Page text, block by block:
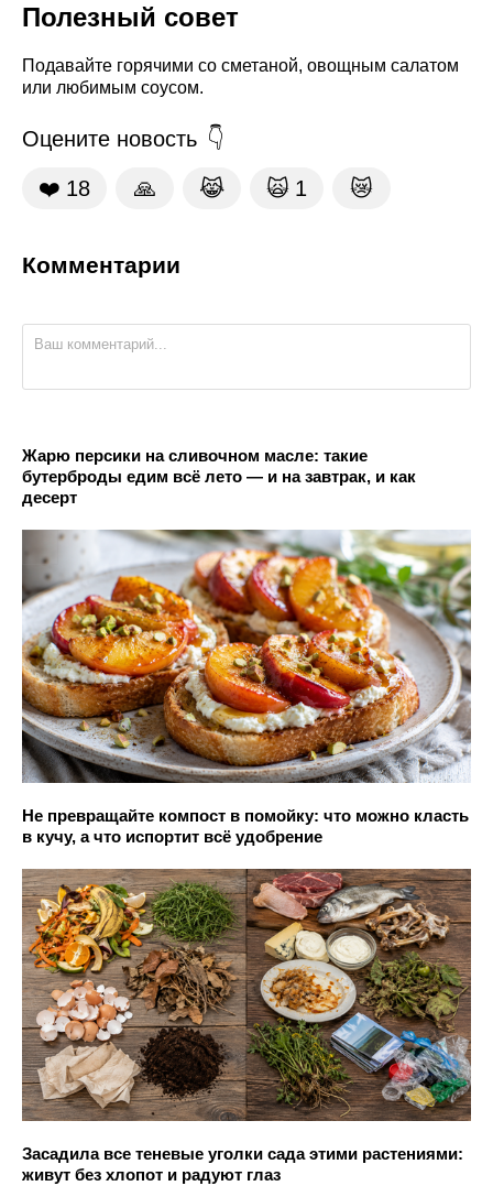
Полезный совет
Подавайте горячими со сметаной, овощным салатом
или любимым соусом.
Оцените новость
❤️ 18 🙏 😹 🙀 1 😿
Комментарии
Жарю персики на сливочном масле: такие
бутерброды едим всё лето — и на завтрак, и как
десерт
Не превращайте компост в помойку: что можно класть
в кучу, а что испортит всё удобрение
Засадила все теневые уголки сада этими растениями:
живут без хлопот и радуют глаз